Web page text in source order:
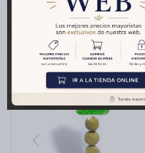
Productos que